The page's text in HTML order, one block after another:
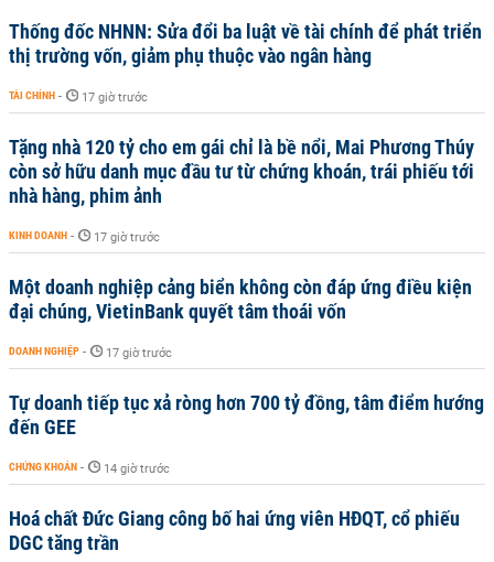
Thống đốc NHNN: Sửa đổi ba luật về tài chính để phát triển
thị trường vốn, giảm phụ thuộc vào ngân hàng
TÀI CHÍNH - 17 giờ trước
Tặng nhà 120 tỷ cho em gái chỉ là bề nổi, Mai Phương Thúy
còn sở hữu danh mục đầu tư từ chứng khoán, trái phiếu tới
nhà hàng, phim ảnh
KINH DOANH - 17 giờ trước
Một doanh nghiệp cảng biển không còn đáp ứng điều kiện
đại chúng, VietinBank quyết tâm thoái vốn
DOANH NGHIỆP - 17 giờ trước
Tự doanh tiếp tục xả ròng hơn 700 tỷ đồng, tâm điểm hướng
đến GEE
CHỨNG KHOÁN - 14 giờ trước
Hoá chất Đức Giang công bố hai ứng viên HĐQT, cổ phiếu
DGC tăng trần